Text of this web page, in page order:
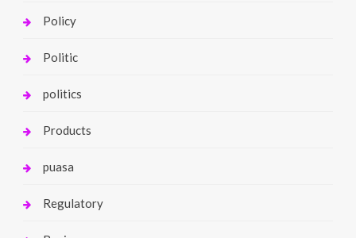
Policy
Politic
politics
Products
puasa
Regulatory